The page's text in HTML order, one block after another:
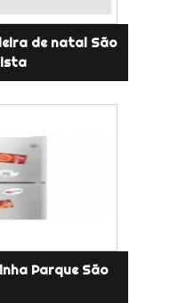
de natal São
Parque São